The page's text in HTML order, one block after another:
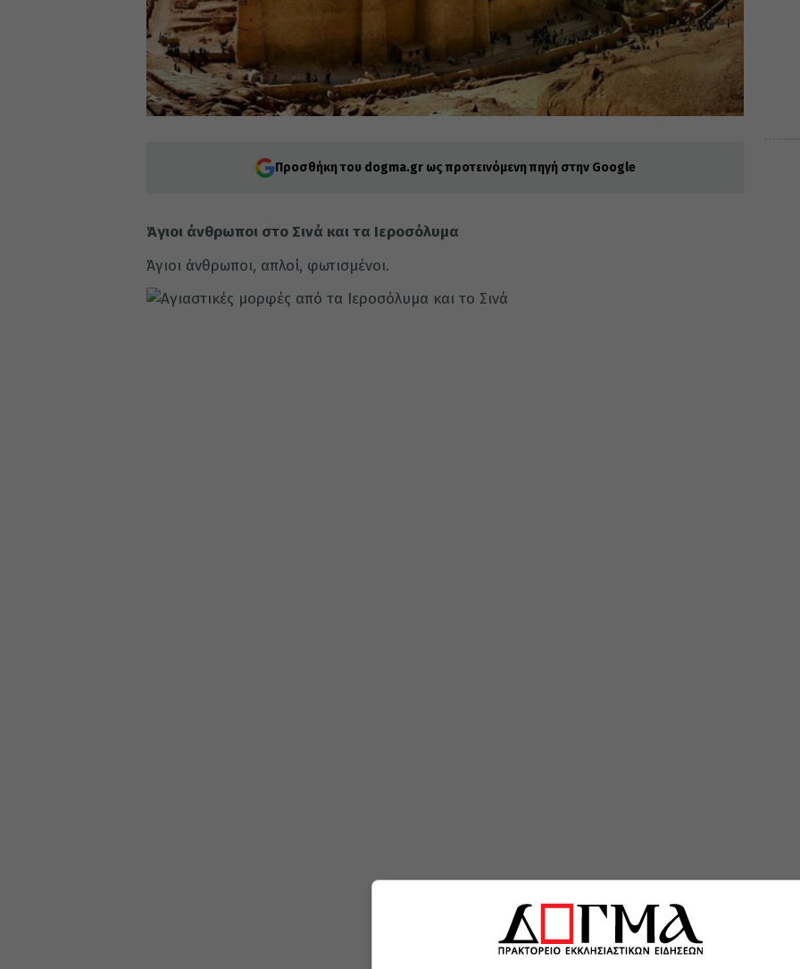
Προσθήκη του dogma.gr ως προτεινόμενη πηγή στην Google
Άγιοι άνθρωποι στο Σινά και τα Ιεροσόλυμα
Άγιοι άνθρωποι, απλοί, φωτισμένοι.